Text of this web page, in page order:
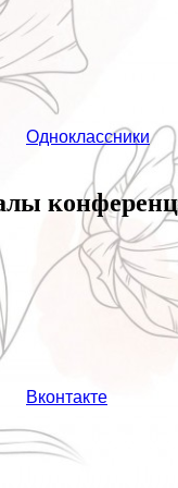
Одноклассники
Вконтакте